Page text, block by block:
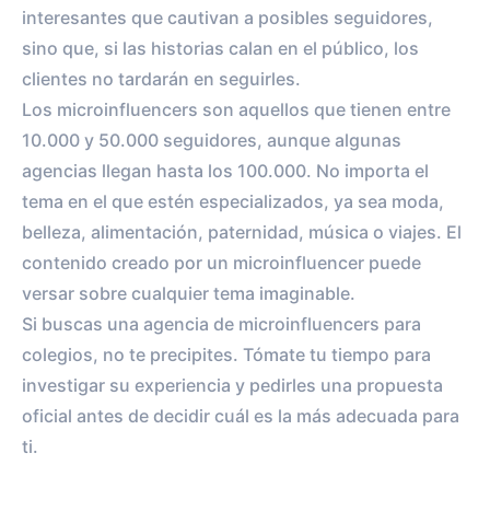
interesantes que cautivan a posibles seguidores,
sino que, si las historias calan en el público, los
clientes no tardarán en seguirles.
Los microinfluencers son aquellos que tienen entre
10.000 y 50.000 seguidores, aunque algunas
agencias llegan hasta los 100.000. No importa el
tema en el que estén especializados, ya sea moda,
belleza, alimentación, paternidad, música o viajes. El
contenido creado por un microinfluencer puede
versar sobre cualquier tema imaginable.
Si buscas una agencia de microinfluencers para
colegios, no te precipites. Tómate tu tiempo para
investigar su experiencia y pedirles una propuesta
oficial antes de decidir cuál es la más adecuada para
ti.